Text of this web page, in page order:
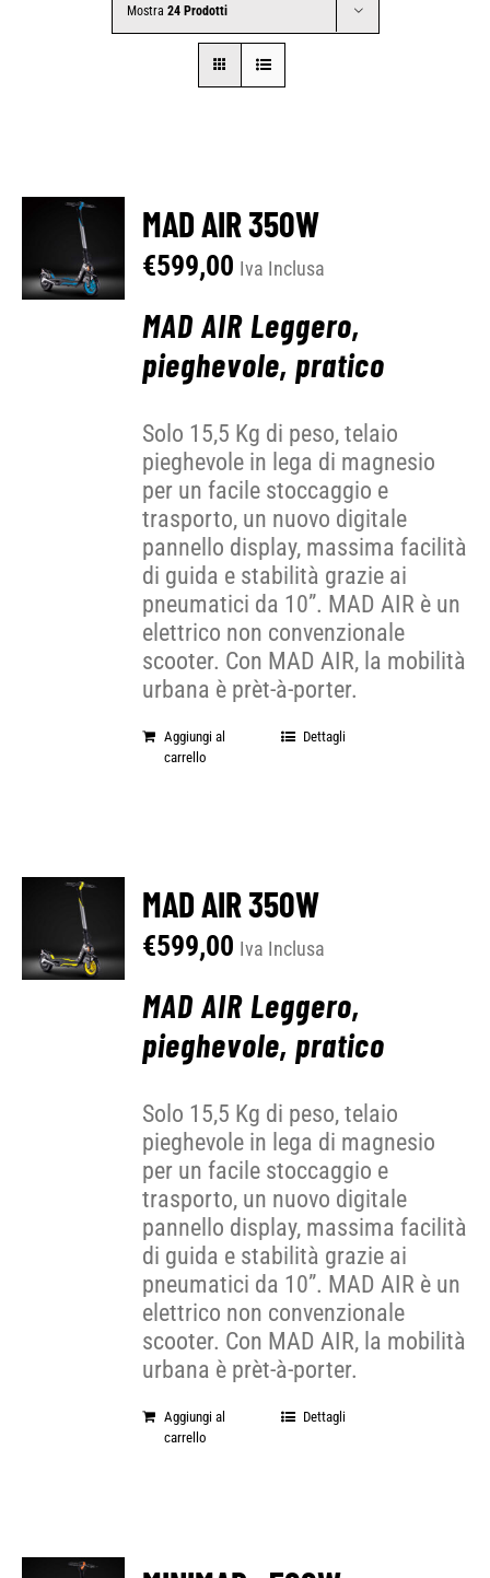
CONTATTI
ACCOUNT
CARRELLO
Mostra 24 Prodotti
MAD AIR 350W
€599,00 Iva Inclusa
MAD AIR Leggero,
pieghevole, pratico
Solo 15,5 Kg di peso, telaio
pieghevole in lega di magnesio
per un facile stoccaggio e
trasporto, un nuovo digitale
pannello display, massima facilità
di guida e stabilità grazie ai
pneumatici da 10”. MAD AIR è un
elettrico non convenzionale
scooter. Con MAD AIR, la mobilità
urbana è prèt-à-porter.
Aggiungi al
carrello
Dettagli
MAD AIR 350W
€599,00 Iva Inclusa
MAD AIR Leggero,
pieghevole, pratico
Solo 15,5 Kg di peso, telaio
pieghevole in lega di magnesio
per un facile stoccaggio e
trasporto, un nuovo digitale
pannello display, massima facilità
di guida e stabilità grazie ai
pneumatici da 10”. MAD AIR è un
elettrico non convenzionale
scooter. Con MAD AIR, la mobilità
urbana è prèt-à-porter.
Aggiungi al
carrello
Dettagli